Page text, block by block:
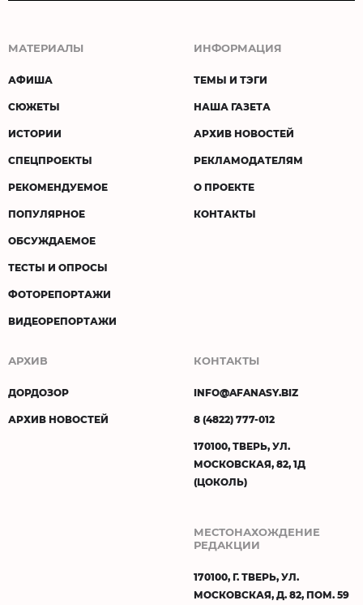
МАТЕРИАЛЫ
АФИША
СЮЖЕТЫ
ИСТОРИИ
СПЕЦПРОЕКТЫ
РЕКОМЕНДУЕМОЕ
ПОПУЛЯРНОЕ
ОБСУЖДАЕМОЕ
ТЕСТЫ И ОПРОСЫ
ФОТОРЕПОРТАЖИ
ВИДЕОРЕПОРТАЖИ
ИНФОРМАЦИЯ
ТЕМЫ И ТЭГИ
НАША ГАЗЕТА
АРХИВ НОВОСТЕЙ
РЕКЛАМОДАТЕЛЯМ
О ПРОЕКТЕ
КОНТАКТЫ
АРХИВ
ДОРДОЗОР
АРХИВ НОВОСТЕЙ
КОНТАКТЫ
INFO@AFANASY.BIZ
8 (4822) 777-012
170100, ТВЕРЬ, УЛ.
МОСКОВСКАЯ, 82, 1Д
(ЦОКОЛЬ)
МЕСТОНАХОЖДЕНИЕ
РЕДАКЦИИ
170100, Г. ТВЕРЬ, УЛ.
МОСКОВСКАЯ, Д. 82, ПОМ. 59